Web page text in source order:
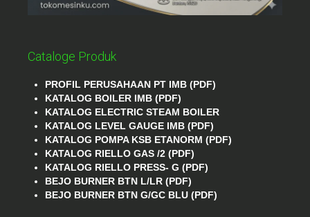
Cataloge Produk
PROFIL PERUSAHAAN PT IMB (PDF)
KATALOG BOILER IMB (PDF)
KATALOG ELECTRIC STEAM BOILER
KATALOG LEVEL GAUGE IMB (PDF)
KATALOG POMPA KSB ETANORM (PDF)
KATALOG RIELLO GAS /2 (PDF)
KATALOG RIELLO PRESS- G (PDF)
BEJO BURNER BTN L/LR (PDF)
BEJO BURNER BTN G/GC BLU (PDF)